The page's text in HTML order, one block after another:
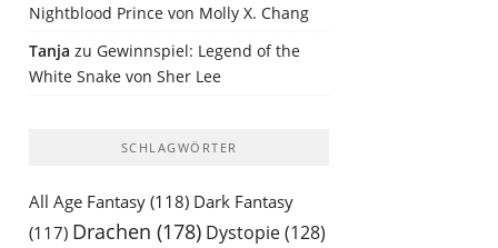
Nightblood Prince von Molly X. Chang
Tanja zu Gewinnspiel: Legend of the
White Snake von Sher Lee
SCHLAGWÖRTER
All Age Fantasy (118) Dark Fantasy
(117) Drachen (178) Dystopie(128)